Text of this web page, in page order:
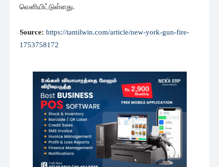
வெளியிட்டுள்ளது.
Source: https://tamilwin.com/article/new-york-gun-fire-
1753758172